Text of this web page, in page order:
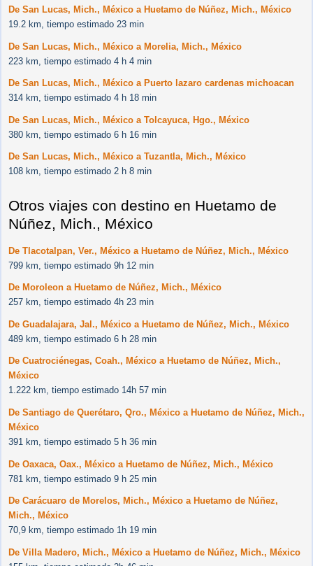
De San Lucas, Mich., México a Huetamo de Núñez, Mich., México
19.2 km, tiempo estimado 23 min
De San Lucas, Mich., México a Morelia, Mich., México
223 km, tiempo estimado 4 h 4 min
De San Lucas, Mich., México a Puerto lazaro cardenas michoacan
314 km, tiempo estimado 4 h 18 min
De San Lucas, Mich., México a Tolcayuca, Hgo., México
380 km, tiempo estimado 6 h 16 min
De San Lucas, Mich., México a Tuzantla, Mich., México
108 km, tiempo estimado 2 h 8 min
Otros viajes con destino en Huetamo de
Núñez, Mich., México
De Tlacotalpan, Ver., México a Huetamo de Núñez, Mich., México
799 km, tiempo estimado 9h 12 min
De Moroleon a Huetamo de Núñez, Mich., México
257 km, tiempo estimado 4h 23 min
De Guadalajara, Jal., México a Huetamo de Núñez, Mich., México
489 km, tiempo estimado 6 h 28 min
De Cuatrociénegas, Coah., México a Huetamo de Núñez, Mich.,
México
1.222 km, tiempo estimado 14h 57 min
De Santiago de Querétaro, Qro., México a Huetamo de Núñez, Mich.,
México
391 km, tiempo estimado 5 h 36 min
De Oaxaca, Oax., México a Huetamo de Núñez, Mich., México
781 km, tiempo estimado 9 h 25 min
De Carácuaro de Morelos, Mich., México a Huetamo de Núñez,
Mich., México
70,9 km, tiempo estimado 1h 19 min
De Villa Madero, Mich., México a Huetamo de Núñez, Mich., México